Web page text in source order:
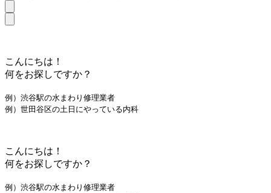
こんにちは！
何をお探しですか？
例）渋谷駅の水まわり修理業者
例）世田谷区の土日にやっている内科
こんにちは！
何をお探しですか？
例）渋谷駅の水まわり修理業者